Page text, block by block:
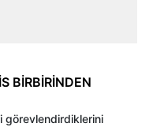
BİRBİRİNDEN
görevlendirdiklerini